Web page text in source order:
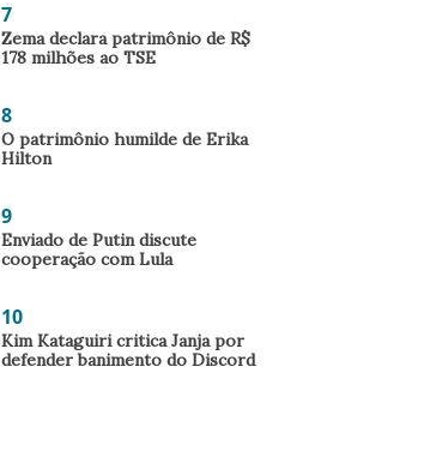
7
Zema declara patrimônio de R$
178 milhões ao TSE
8
O patrimônio humilde de Erika
Hilton
9
Enviado de Putin discute
cooperação com Lula
10
Kim Kataguiri critica Janja por
defender banimento do Discord